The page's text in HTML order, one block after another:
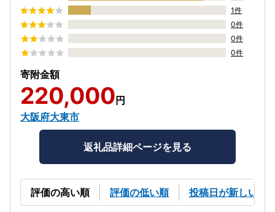
1件
0件
0件
0件
寄附金額
220,000 円
大阪府大東市
返礼品詳細ページを見る
評価の高い順 評価の低い順 投稿日が新しい順